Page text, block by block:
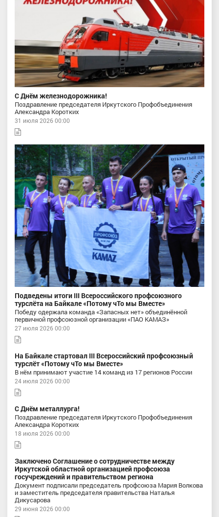
С Днём железнодорожника!
Поздравление председателя Иркутского Профобъединения
Александра Коротких
31 июля 2026 00:00
Подведены итоги III Всероссийского профсоюзного
турслёта на Байкале «Потому чТо мы Вместе»
Победу одержала команда «Запасных нет» объединённой
первичной профсоюзной организации «ПАО КАМАЗ»
27 июля 2026 00:00
На Байкале стартовал III Всероссийский профсоюзный
турслёт «Потому чТо мы Вместе»
В нём принимают участие 14 команд из 17 регионов России
24 июля 2026 00:00
С Днём металлурга!
Поздравление председателя Иркутского Профобъединения
Александра Коротких
18 июля 2026 00:00
Заключено Соглашение о сотрудничестве между
Иркутской областной организацией профсоюза
госучреждений и правительством региона
Документ подписали председатель профсоюза Мария Волкова
и заместитель председателя правительства Наталья
Дикусарова
29 июня 2026 00:00